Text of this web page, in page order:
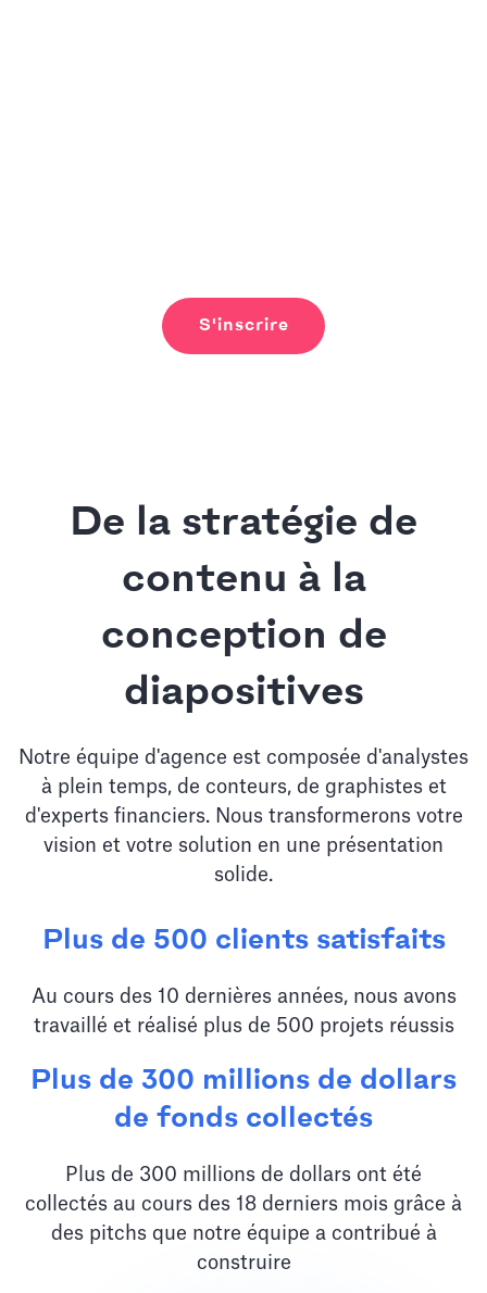
S'inscrire
De la stratégie de
contenu à la
conception de
diapositives
Notre équipe d'agence est composée d'analystes
à plein temps, de conteurs, de graphistes et
d'experts financiers. Nous transformerons votre
vision et votre solution en une présentation
solide.
Plus de 500 clients satisfaits
Au cours des 10 dernières années, nous avons
travaillé et réalisé plus de 500 projets réussis
Plus de 300 millions de dollars
de fonds collectés
Plus de 300 millions de dollars ont été
collectés au cours des 18 derniers mois grâce à
des pitchs que notre équipe a contribué à
construire